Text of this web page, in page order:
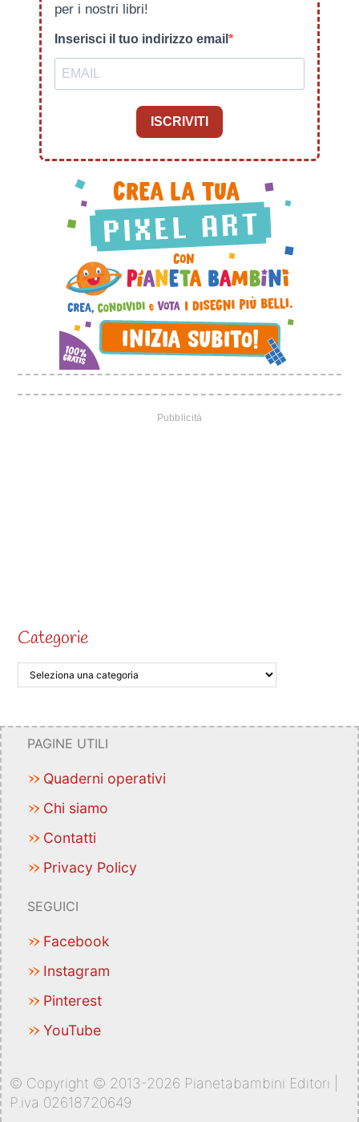
per i nostri libri!
Inserisci il tuo indirizzo email
ISCRIVITI
Categorie
PAGINE UTILI
Quaderni operativi
Chi siamo
Contatti
Privacy Policy
SEGUICI
Facebook
Instagram
Pinterest
YouTube
© Copyright © 2013-2026 Pianetabambini Editori |
P.iva 02618720649